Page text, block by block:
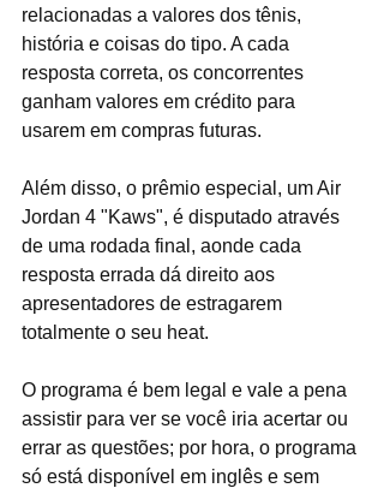
relacionadas a valores dos tênis,
história e coisas do tipo. A cada
resposta correta, os concorrentes
ganham valores em crédito para
usarem em compras futuras.
Além disso, o prêmio especial, um Air
Jordan 4 "Kaws", é disputado através
de uma rodada final, aonde cada
resposta errada dá direito aos
apresentadores de estragarem
totalmente o seu heat.
O programa é bem legal e vale a pena
assistir para ver se você iria acertar ou
errar as questões; por hora, o programa
só está disponível em inglês e sem